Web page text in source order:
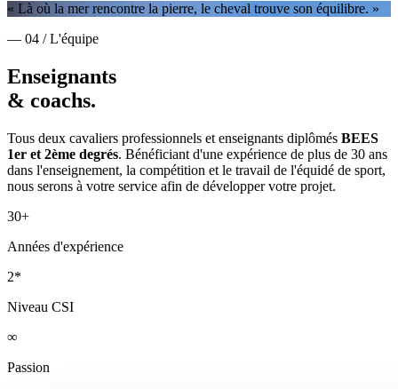
« Là où la mer rencontre la pierre, le cheval trouve son équilibre. »
— 04 / L'équipe
Enseignants
& coachs.
Tous deux cavaliers professionnels et enseignants diplômés BEES
1er et 2ème degrés. Bénéficiant d'une expérience de plus de 30 ans
dans l'enseignement, la compétition et le travail de l'équidé de sport,
nous serons à votre service afin de développer votre projet.
30+
Années d'expérience
2*
Niveau CSI
∞
Passion